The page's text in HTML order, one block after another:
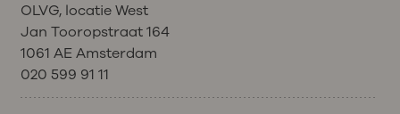
OLVG, locatie West
Jan Tooropstraat 164
1061 AE Amsterdam
020 599 91 11